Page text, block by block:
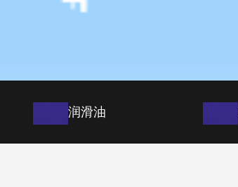
润滑油